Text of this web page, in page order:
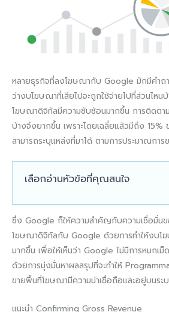
หลายธุรกิจที่ลงโฆษณากับ Google มักมีคำถา
ว่างบโฆษณาที่เสียไปจะถูกใช้จ่ายไปที่ส่วนไหน
โฆษณาดิจิทัลมีความซับซ้อนมากขึ้น การติดตา
บ้างจึงยากขึ้น เพราะโดยเฉลี่ยแล้วมีถึง
สามารถระบุแหล่งที่มาได้ ตามการประมาณกา
เลือกอ่านหัวข้อที่คุณสนใจ
ซึ่ง Google ก็ให้ความสำคัญกับความเชื่อมั่น
โฆษณาดิจิทัลกับ Google ด้วยการทำให้งบโ
มากขึ้น เพื่อให้เห็นว่า Google ไม่มีการหมกเม็
ด้วยการมุ่งมั่นหาผลสรุปที่จะทำให้
ขายพื้นที่โฆษณามีความน่าเชื่อถือและอยู่บนระ
แนะนำ Confirming Gross Revenue